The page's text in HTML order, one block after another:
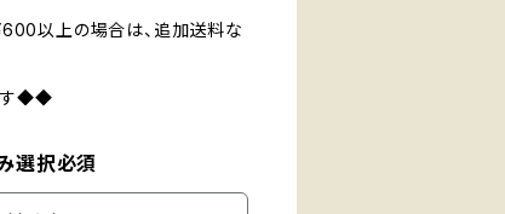
以上の場合は、追加送料な
す◆◆
選択必須